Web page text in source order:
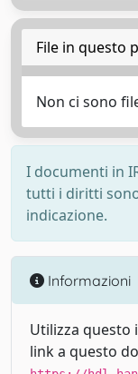
File in questo
Non ci sono
I documenti in
tutti i diritti
indicazione.
Informazioni
Utilizza questo
link a questo